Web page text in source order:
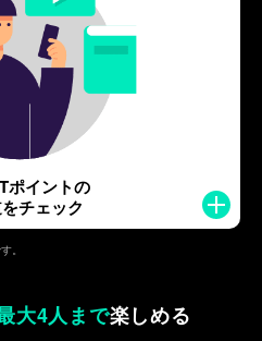
ポイントの
チェック
。
大4人まで楽しめる